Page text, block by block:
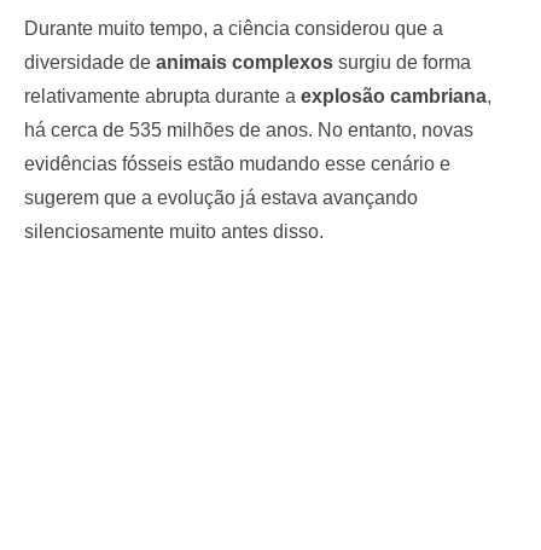
Durante muito tempo, a ciência considerou que a
diversidade de animais complexos surgiu de forma
relativamente abrupta durante a explosão cambriana,
há cerca de 535 milhões de anos. No entanto, novas
evidências fósseis estão mudando esse cenário e
sugerem que a evolução já estava avançando
silenciosamente muito antes disso.